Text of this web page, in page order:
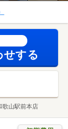
せする
歌山駅前本店